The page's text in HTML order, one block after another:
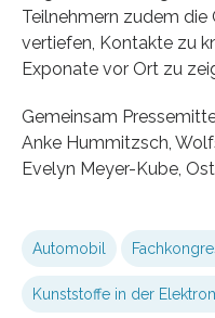
Teilnehmern zudem die
vertiefen, Kontakte zu
Exponate vor Ort zu
Gemeinsam
Anke Hummitzsch,
Evelyn Meyer-Kube,
Automobil
Kunststoffe in der